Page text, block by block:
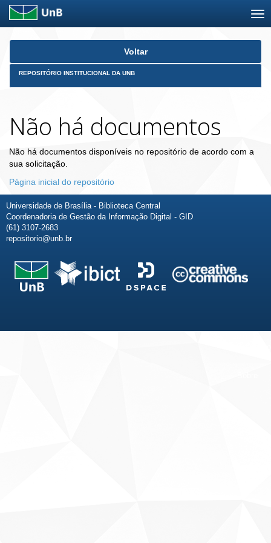
Skip
Voltar
REPOSITÓRIO INSTITUCIONAL DA UNB
Não há documentos
Não há documentos disponíveis no repositório de acordo com a
sua solicitação.
Página inicial do repositório
Universidade de Brasília - Biblioteca Central
Coordenadoria de Gestão da Informação Digital - GID
(61) 3107-2683
repositorio@unb.br